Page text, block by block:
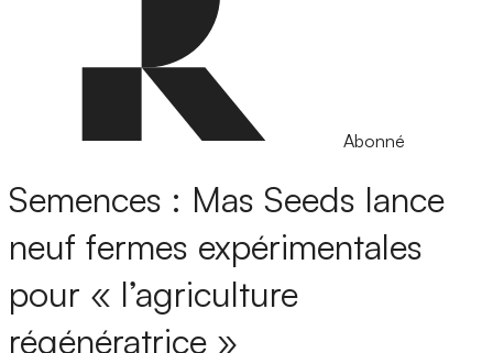
Abonné
Semences : Mas Seeds lance
neuf fermes expérimentales
pour « l’agriculture
régénératrice »